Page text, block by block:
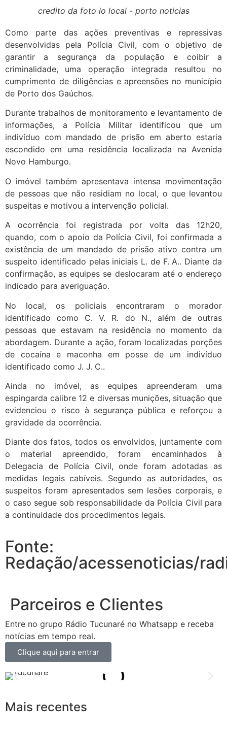
credito da foto lo local - porto noticias
Como parte das ações preventivas e repressivas
desenvolvidas pela Polícia Civil, com o objetivo de
garantir a segurança da população e coibir a
criminalidade, uma operação integrada resultou no
cumprimento de diligências e apreensões no município
de Porto dos Gaúchos.
Durante trabalhos de monitoramento e levantamento de
informações, a Polícia Militar identificou que um
indivíduo com mandado de prisão em aberto estaria
escondido em uma residência localizada na Avenida
Novo Hamburgo.
O imóvel também apresentava intensa movimentação
de pessoas que não residiam no local, o que levantou
suspeitas e motivou a intervenção policial.
A ocorrência foi registrada por volta das 12h20,
quando, com o apoio da Polícia Civil, foi confirmada a
existência de um mandado de prisão ativo contra um
suspeito identificado pelas iniciais L. de F. A.. Diante da
confirmação, as equipes se deslocaram até o endereço
indicado para averiguação.
No local, os policiais encontraram o morador
identificado como C. V. R. do N., além de outras
pessoas que estavam na residência no momento da
abordagem. Durante a ação, foram localizadas porções
de cocaína e maconha em posse de um indivíduo
identificado como J. J. C..
Ainda no imóvel, as equipes apreenderam uma
espingarda calibre 12 e diversas munições, situação que
evidenciou o risco à segurança pública e reforçou a
gravidade da ocorrência.
Diante dos fatos, todos os envolvidos, juntamente com
o material apreendido, foram encaminhados à
Delegacia de Polícia Civil, onde foram adotadas as
medidas legais cabíveis. Segundo as autoridades, os
suspeitos foram apresentados sem lesões corporais, e
o caso segue sob responsabilidade da Polícia Civil para
a continuidade dos procedimentos legais.
Fonte:
Redação/acessenoticias/
Parceiros e Clientes
Entre no grupo Rádio Tucunaré no Whatsapp e receba
notícias em tempo real.
Clique aqui para entrar
Mais recentes